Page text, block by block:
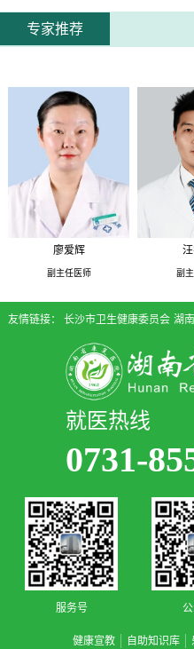
专家推荐
廖爱辉
副主任医师 副
友情链接： 长沙市卫生健康委员会 湖
就医热线
0731-
服务号
健康宣教 自助知识库